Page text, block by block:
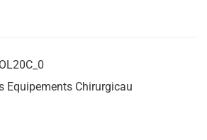
Equipements Chirurgicau